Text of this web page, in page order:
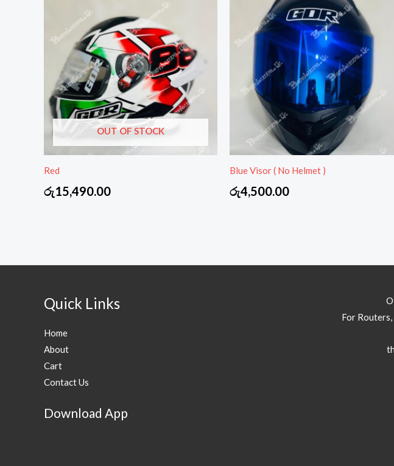
OUT OF STOCK
Red
රු15,490.00
Blue Visor ( No Helmet )
රු4,500.00
Quick Links
Home
About
Cart
Contact Us
Download App
For Routers,